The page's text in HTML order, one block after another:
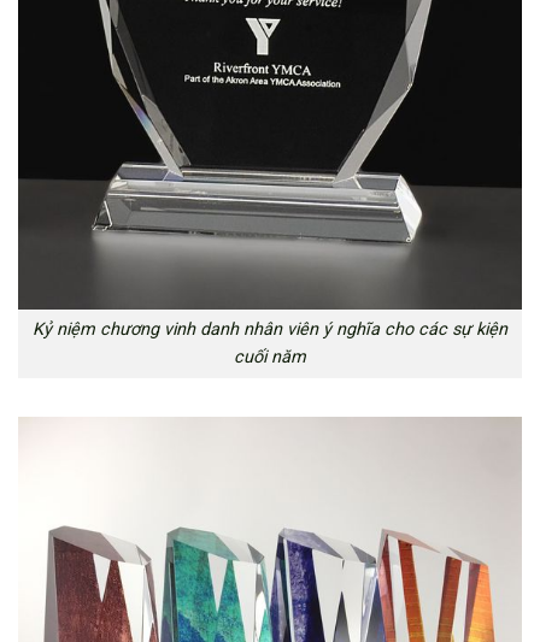
Kỷ niệm chương vinh danh nhân viên ý nghĩa cho các sự kiện
cuối năm